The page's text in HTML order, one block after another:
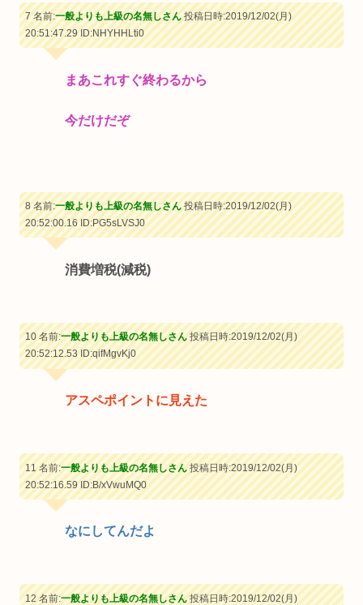
7 名前:一般よりも上級の名無しさん投稿日時:2019/12/02(月)
20:51:47.29ID:NHYHHLti0
まあこれすぐ終わるから
今だけだぞ
8 名前:一般よりも上級の名無しさん投稿日時:2019/12/02(月)
20:52:00.16ID:PG5sLVSJ0
消費増税(減税)
10 名前:一般よりも上級の名無しさん投稿日時:2019/12/02(月)
20:52:12.53ID:qifMgvKj0
アスペポイントに見えた
11 名前:一般よりも上級の名無しさん投稿日時:2019/12/02(月)
20:52:16.59ID:B/xVwuMQ0
なにしてんだよ
12 名前:一般よりも上級の名無しさん投稿日時:2019/12/02(月)